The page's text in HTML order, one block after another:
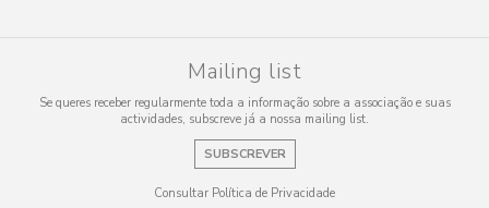
Mailing list
Se queres receber regularmente toda a informação sobre a associação e suas
actividades, subscreve já a nossa mailing list.
SUBSCREVER
Consultar Política de Privacidade